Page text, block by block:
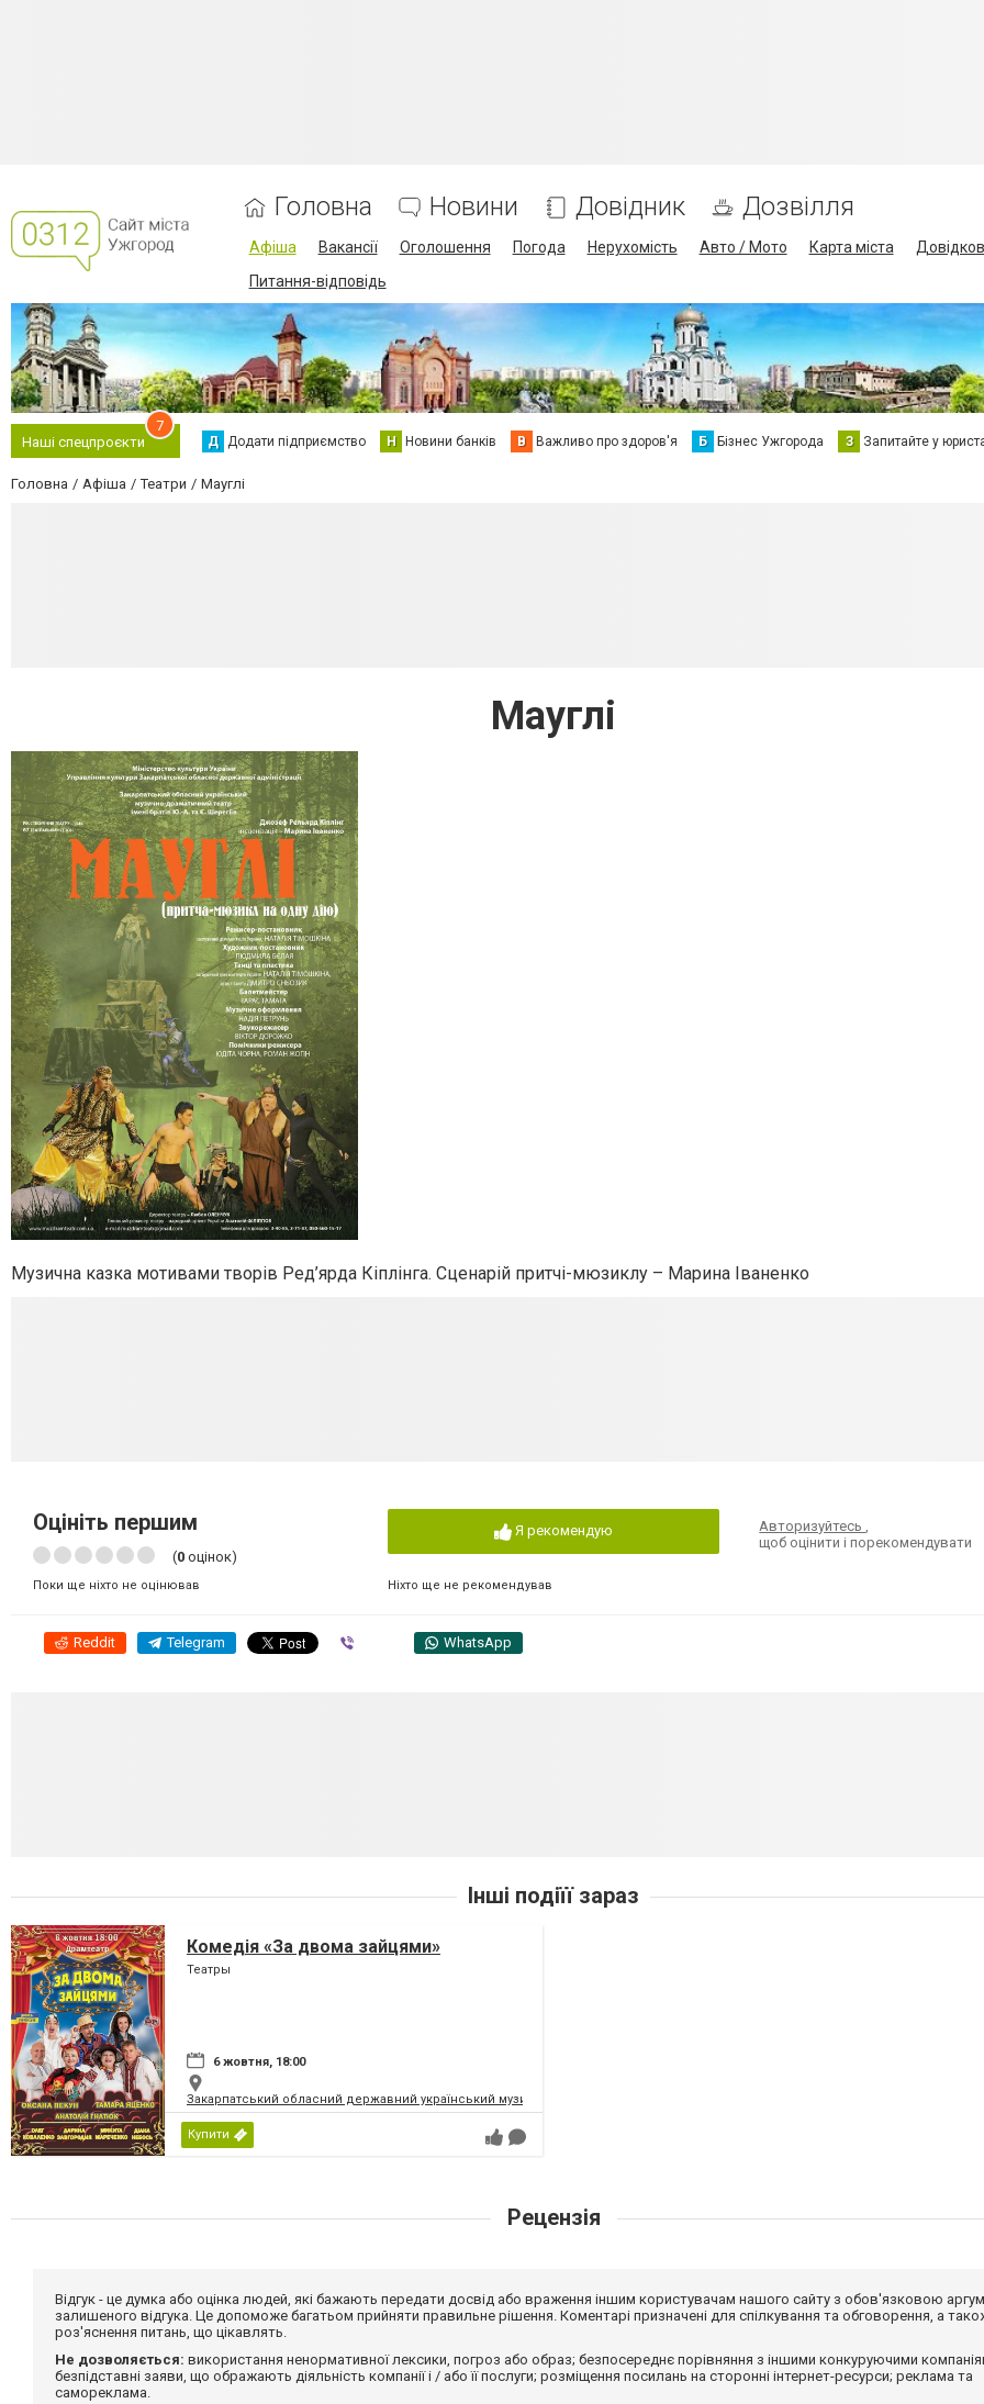
Головна Новини Довідник Дозвілля
Афіша Вакансії Оголошення Погода Нерухомість Авто / Мото Карта міста
Питання-відповідь
Наші спецпроєкти
7
Д Додати підприємство Н Новини банків В Важливо про здоров'я Б Бізнес Ужгорода З Запитайте у
Головна Афіша Театри Мауглі
Мауглі
Музична казка мотивами творів Ред’ярда Кіплінга. Сценарій притчі-мюзиклу – Марина Іваненко
Оцініть першим
(0 оцінок)
Поки ще ніхто не оцінював
Я рекомендую
Ніхто ще не рекомендував
Авторизуйтесь,
щоб оцінити і порекомендувати
Reddit Telegram WhatsApp
Інші подіїї зараз
Комедія «За двома зайцями»
Театры
6 жовтня, 18:00
Закарпатський обласний державний український музично-драматичний театр
Купити
Рецензія
Відгук - це думка або оцінка людей, які бажають передати досвід або враження іншим користувачам нашого сайту з обов'язковою
залишеного відгука. Це допоможе багатьом прийняти правильне рішення. Коментарі призначені для спілкування та обговорення, а
роз'яснення питань, що цікавлять.
Не дозволяється: використання ненормативної лексики, погроз або образ; безпосереднє порівняння з іншими конкуруючими
безпідставні заяви, що ображають діяльність компанії і / або її послуги; розміщення посилань на сторонні інтернет-ресурси; реклама та
самореклама.